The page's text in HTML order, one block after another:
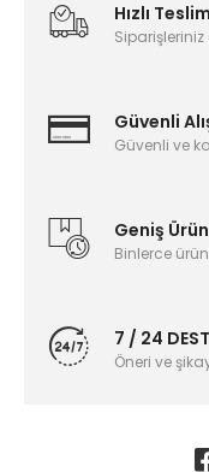
Hızlı
Siparişleriniz
Güvenli
Güvenli ve
Geniş
Binlerce
7 / 24
Öneri ve